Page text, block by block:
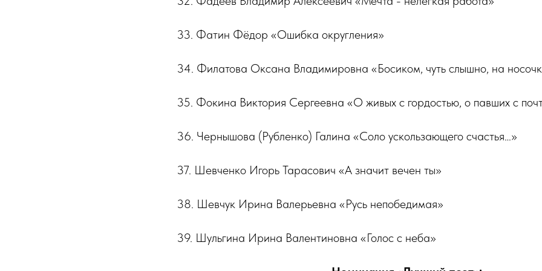
33. Фатин Фёдор «Ошибка округления»
34. Филатова Оксана Владимировна «Босиком, чуть слышно, на
35. Фокина Виктория Сергеевна «О живых с гордостью, о павших с
36. Чернышова (Рубленко) Галина «Соло ускользающего счастья…»
37. Шевченко Игорь Тарасович «А значит вечен ты»
38. Шевчук Ирина Валерьевна «Русь непобедимая»
39. Шульгина Ирина Валентиновна «Голос с неба»